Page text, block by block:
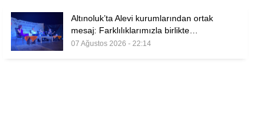
Altınoluk’ta Alevi kurumlarından ortak
mesaj: Farklılıklarımızla birlikte…
07 Ağustos 2026 - 22:14